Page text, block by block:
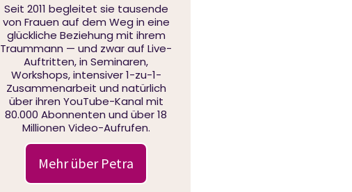
Seit 2011 begleitet sie tausende
von Frauen auf dem Weg in eine
glückliche Beziehung mit ihrem
Traummann — und zwar auf Live-
Auftritten, in Seminaren,
Workshops, intensiver 1-zu-1-
Zusammenarbeit und natürlich
über ihren YouTube-Kanal mit
80.000 Abonnenten und über 18
Millionen Video-Aufrufen.
Mehr über Petra